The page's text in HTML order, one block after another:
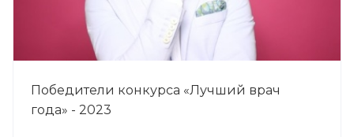
Победители конкурса «Лучший врач
года» - 2023